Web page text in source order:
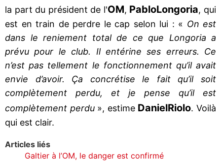
la part du président de l'OM, PabloLongoria, qui
est en train de perdre le cap selon lui : « On est
dans le reniement total de ce que Longoria a
prévu pour le club. Il entérine ses erreurs. Ce
n’est pas tellement le fonctionnement qu’il avait
envie d’avoir. Ça concrétise le fait qu’il soit
complètement perdu, et je pense qu’il est
complètement perdu», estime DanielRiolo. Voilà
qui est clair.
Articles liés
Galtier à l’OM, le danger est confirmé